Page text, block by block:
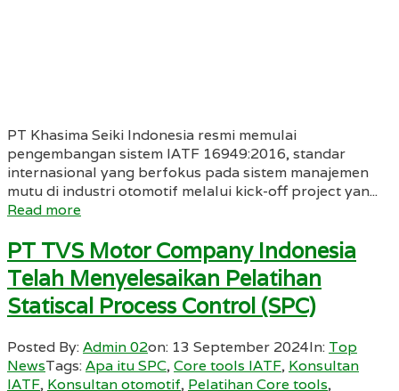
PT Khasima Seiki Indonesia resmi memulai
pengembangan sistem IATF 16949:2016, standar
internasional yang berfokus pada sistem manajemen
mutu di industri otomotif melalui kick-off project yan...
Read more
PT TVS Motor Company Indonesia
Telah Menyelesaikan Pelatihan
Statiscal Process Control (SPC)
Posted By:Admin 02on: 13 September 2024In: Top
NewsTags:Apa itu SPC,Core tools IATF, Konsultan
IATF, Konsultan otomotif, Pelatihan Core tools,